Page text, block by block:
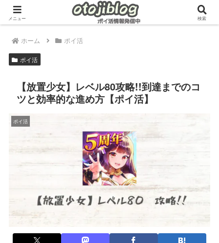
ホーム ポイ活
ポイ活
【放置少女】レベル80攻略!!到達までのコ
ツと効率的な進め方【ポイ活】
ポイ活
メニュー 検索